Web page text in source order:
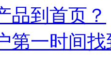
品到首页？
第一时间